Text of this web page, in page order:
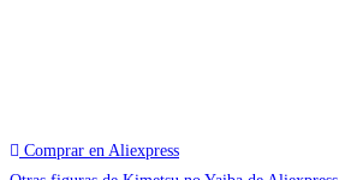
Comprar en Aliexpress